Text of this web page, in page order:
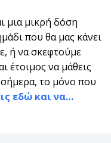
μια μικρή δόση
που θα μας κάνει
ή να σκεφτούμε
έτοιμος να μάθεις
σήμερα, το μόνο που
εδώ και να…